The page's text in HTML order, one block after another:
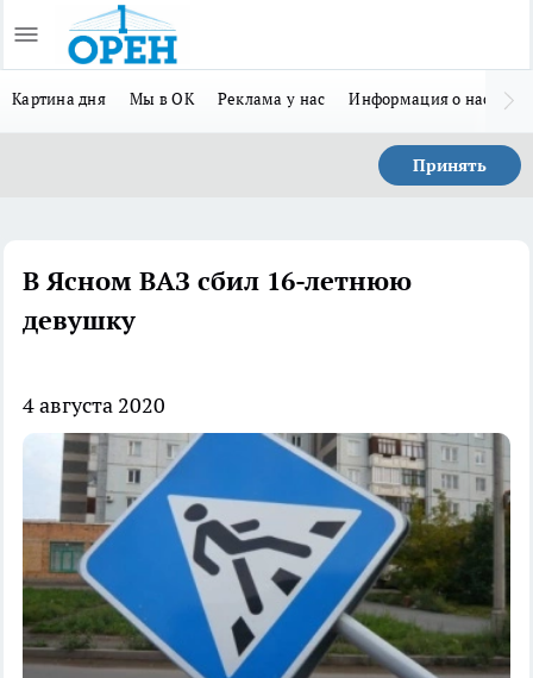
Картина дня Мы в ОК Реклама у нас Информация о нас
Принять
В Ясном ВАЗ сбил 16-летнюю
девушку
4 августа 2020